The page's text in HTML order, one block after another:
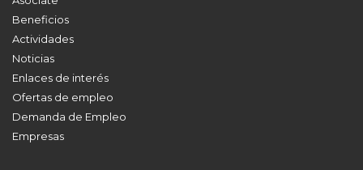
Beneficios
Actividades
Noticias
Enlaces de interés
Ofertas de empleo
Demanda de Empleo
Empresas